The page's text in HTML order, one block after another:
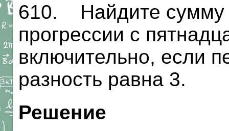
610. Найдите сумму
прогрессии с
включительно, если
разность равна 3.
Решение